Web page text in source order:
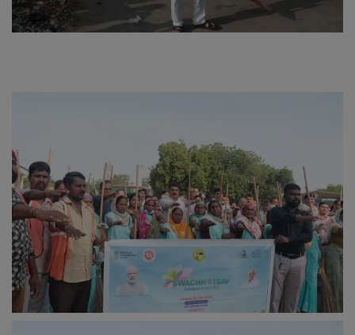
આંતરરાષ્ટ્રીય
જુનાગઢ
Support US
બજારના સમાચાર
નાણાંકીય સમાચાર
સ્થાનિક સમાચાર